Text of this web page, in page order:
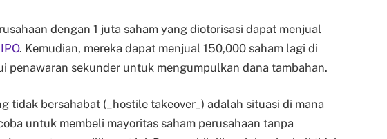
dengan 1 juta saham yang diotorisasi dapat menjual
IPO. Kemudian, mereka dapat menjual 150,000 saham lagi di
penawaran sekunder untuk mengumpulkan dana tambahan.
tidak bersahabat (_hostile takeover_) adalah situasi di mana
untuk membeli mayoritas saham perusahaan tanpa